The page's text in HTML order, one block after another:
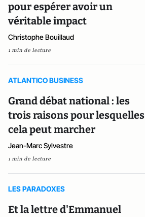
pour espérer avoir un
véritable impact
Christophe Bouillaud
1 min de lecture
ATLANTICO BUSINESS
Grand débat national : les
trois raisons pour lesquelles
cela peut marcher
Jean-Marc Sylvestre
1 min de lecture
LES PARADOXES
Et la lettre d'Emmanuel